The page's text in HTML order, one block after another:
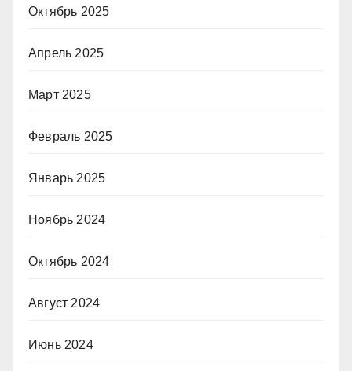
Октябрь 2025
Апрель 2025
Март 2025
Февраль 2025
Январь 2025
Ноябрь 2024
Октябрь 2024
Август 2024
Июнь 2024